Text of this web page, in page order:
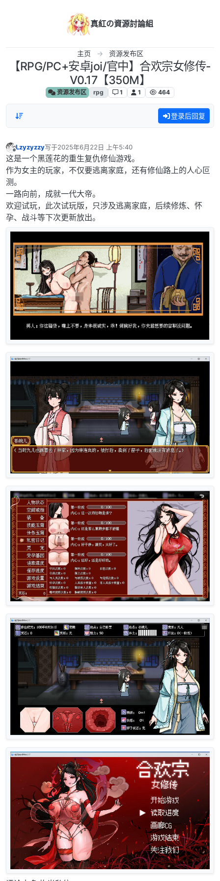
真紅の資源討論組
主页 资源发布区
【RPG/PC+安卓joi/官中】合欢宗女修传-
V0.17【350M】
资源发布区 rpg 1 1 464
登录后回复
离线
Lzyzyzzy写于2025年6月22日 上午5:40
最后由 编辑
这是一个黑莲花的重生复仇修仙游戏。
作为女主的玩家，不仅要逃离家庭，还有修仙路上的人心叵
测。
一路向前，成就一代大帝。
欢迎试玩，此次试玩版，只涉及逃离家庭，后续修炼、怀
孕、战斗等下次更新放出。